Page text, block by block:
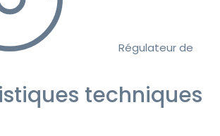
Régulateur de
techniques